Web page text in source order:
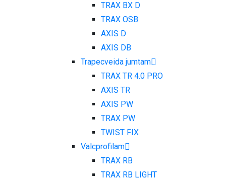
TRAX BX D
TRAX OSB
AXIS D
AXIS DB
Trapecveida jumtam
TRAX TR 4.0 PRO
AXIS TR
AXIS PW
TRAX PW
TWIST FIX
Valcprofilam
TRAX RB
TRAX RB LIGHT